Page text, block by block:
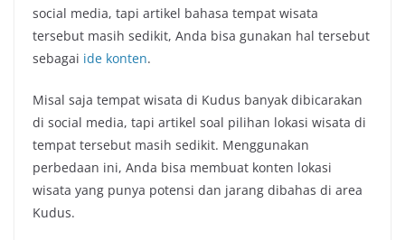
social media, tapi artikel bahasa tempat wisata
tersebut masih sedikit, Anda bisa gunakan hal tersebut
sebagai ide konten.
Misal saja tempat wisata di Kudus banyak dibicarakan
di social media, tapi artikel soal pilihan lokasi wisata di
tempat tersebut masih sedikit. Menggunakan
perbedaan ini, Anda bisa membuat konten lokasi
wisata yang punya potensi dan jarang dibahas di area
Kudus.